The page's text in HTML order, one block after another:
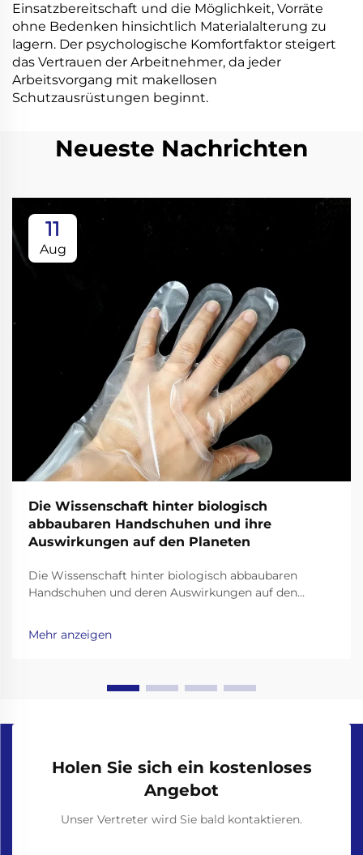
Einsatzbereitschaft und die Möglichkeit, Vorräte
ohne Bedenken hinsichtlich Materialalterung zu
lagern. Der psychologische Komfortfaktor steigert
das Vertrauen der Arbeitnehmer, da jeder
Arbeitsvorgang mit makellosen
Schutzausrüstungen beginnt.
Neueste Nachrichten
11
Aug
Die Wissenschaft hinter biologisch
abbaubaren Handschuhen und ihre
Auswirkungen auf den Planeten
Die Wissenschaft hinter biologisch abbaubaren
Handschuhen und deren Auswirkungen auf den
sich als vielversprechende Lösung für die
Plastikmüllkrise herauskristallisiert, doch ihre
Mehr anzeigen
Holen Sie sich ein kostenloses
Angebot
Unser Vertreter wird Sie bald kontaktieren.